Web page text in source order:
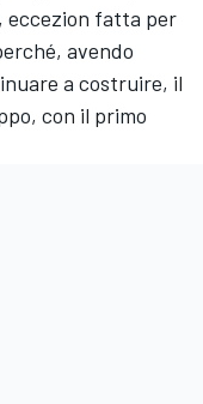
eccezion fatta per
avendo
a costruire, il
con il primo